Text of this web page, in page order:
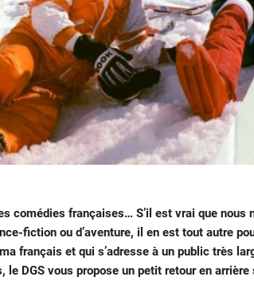
comédies françaises… S’il est vrai que
fiction ou d’aventure, il en est tout autre
français et qui s’adresse à un public très
le DGS vous propose un petit retour en